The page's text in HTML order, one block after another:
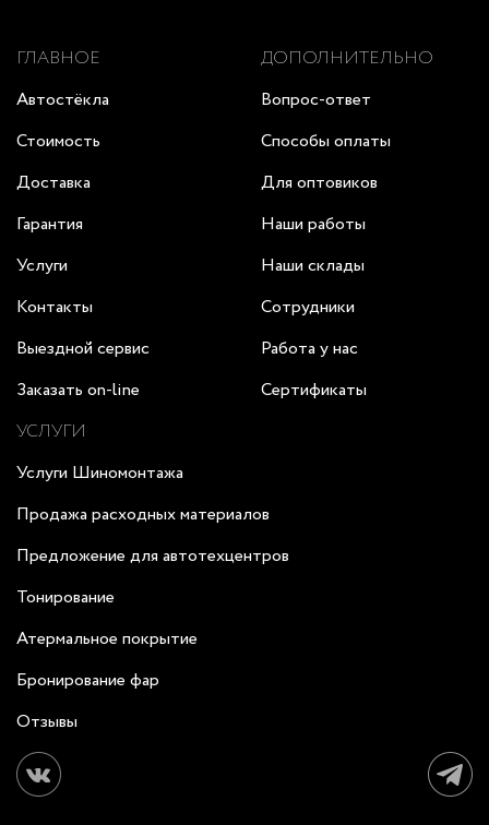
ГЛАВНОЕ
Автостёкла
Стоимость
Доставка
Гарантия
Услуги
Контакты
Выездной сервис
Заказать on-line
ДОПОЛНИТЕЛЬНО
Вопрос-ответ
Способы оплаты
Для оптовиков
Наши работы
Наши склады
Сотрудники
Работа у нас
Сертификаты
УСЛУГИ
Услуги Шиномонтажа
Продажа расходных материалов
Предложение для автотехцентров
Тонирование
Атермальное покрытие
Бронирование фар
Отзывы